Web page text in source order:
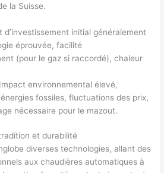
la Suisse.
d’investissement initial généralement
éprouvée, facilité
(pour le gaz si raccordé), chaleur
Impact environnemental élevé,
fossiles, fluctuations des prix,
nécessaire pour le mazout.
et durabilité
diverses technologies, allant des
aux chaudières automatiques à